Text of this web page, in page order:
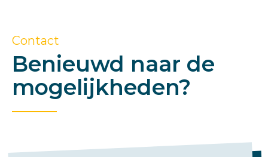
Contact
Benieuwd naar de
mogelijkheden?